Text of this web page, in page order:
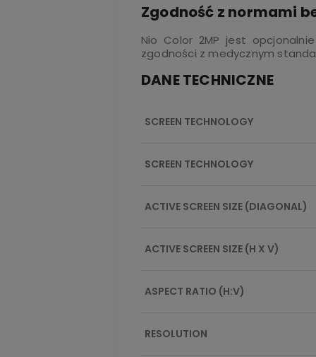
Zgodność z normami
Nio Color 2MP jest
zgodności z medycznym
DANE TECHNICZNE
SCREEN TECHNOLOGY
SCREEN TECHNOLOGY
ACTIVE SCREEN SIZE (DIAGONAL)
ACTIVE SCREEN SIZE (H X V)
ASPECT RATIO (H:V)
RESOLUTION